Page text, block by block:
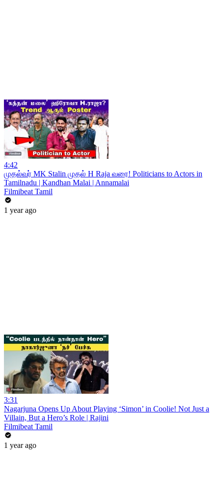
4:42
முதல்வர் MK Stalin முதல் H Raja வரை! Politicians to Actors in
Tamilnadu | Kandhan Malai | Annamalai
Filmibeat Tamil
1 year ago
3:31
Nagarjuna Opens Up About Playing ‘Simon’ in Coolie! Not Just a
Villain, But a Hero’s Role | Rajini
Filmibeat Tamil
1 year ago